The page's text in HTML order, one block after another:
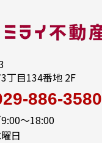
丁目134番地 2F
886-3580
～18:00
日